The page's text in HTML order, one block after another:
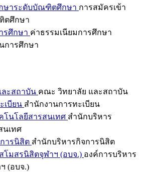
ษาระดับบัณฑิตศึกษา การสมัครเข้า
ตศึกษา
รศึกษา ค่าธรรมเนียมการศึกษา
การศึกษา
ะสถาบัน คณะ วิทยาลัย และสถาบัน
เบียน สำนักงานการทะเบียน
โนโลยีสารสนเทศ สำนักบริหาร
นเทศ
ารนิสิต สำนักบริหารกิจการนิสิต
โมสรนิสิตจุฬาฯ (อบจ.) องค์การบริหาร
(อบจ.)